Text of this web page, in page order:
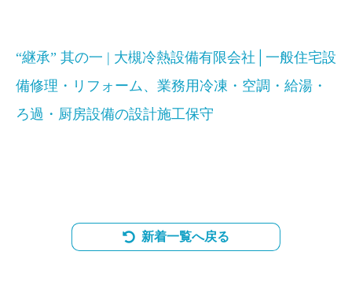
“継承” 其の一 | 大槻冷熱設備有限会社│一般住宅設
備修理・リフォーム、業務用冷凍・空調・給湯・
ろ過・厨房設備の設計施工保守
新着一覧へ戻る